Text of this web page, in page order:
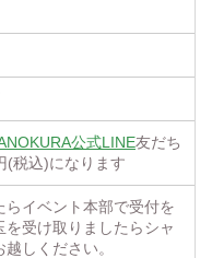
公式LINE友だち
(税込)になります
らイベント本部で受付を
を受け取りましたらシャ
しください。